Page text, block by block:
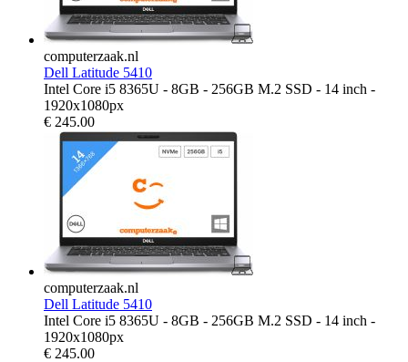
computerzaak.nl
Dell Latitude 5410
Intel Core i5 8365U - 8GB - 256GB M.2 SSD - 14 inch -
1920x1080px
€ 245.00
computerzaak.nl
Dell Latitude 5410
Intel Core i5 8365U - 8GB - 256GB M.2 SSD - 14 inch -
1920x1080px
€ 245.00